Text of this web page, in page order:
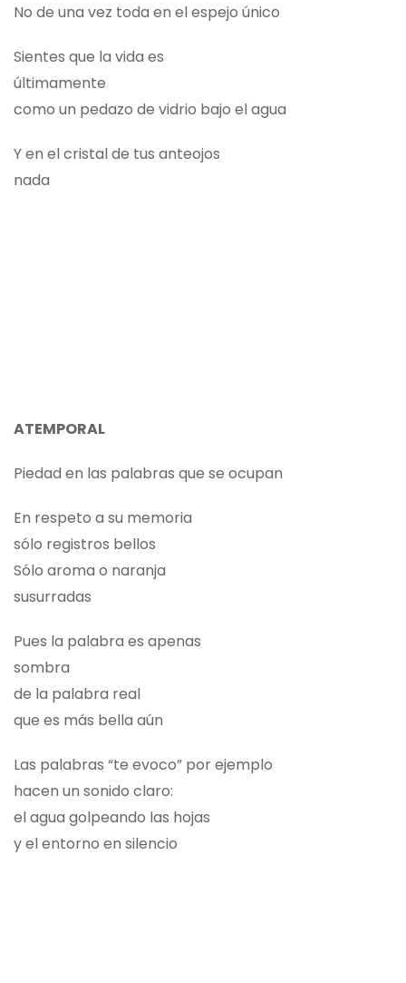
No de una vez toda en el espejo único
Sientes que la vida es
últimamente
como un pedazo de vidrio bajo el agua
Y en el cristal de tus anteojos
nada
ATEMPORAL
Piedad en las palabras que se ocupan
En respeto a su memoria
sólo registros bellos
Sólo aroma o naranja
susurradas
Pues la palabra es apenas
sombra
de la palabra real
que es más bella aún
Las palabras “te evoco” por ejemplo
hacen un sonido claro:
el agua golpeando las hojas
y el entorno en silencio